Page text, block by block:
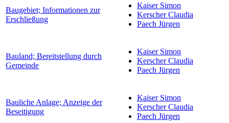
Baugebiet; Informationen zur
Erschließung
Kaiser Simon
Kerscher Claudia
Paech Jürgen
Bauland; Bereitstellung durch
Gemeinde
Kaiser Simon
Kerscher Claudia
Paech Jürgen
Bauliche Anlage; Anzeige der
Beseitigung
Kaiser Simon
Kerscher Claudia
Paech Jürgen